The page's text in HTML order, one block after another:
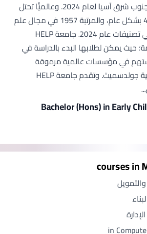
الجامعات الآسيوية لجنوب شرق آسيا لعام 2024. وعالميًّا تحتل
الجامعة المرتبة 4618 بشكل عام، والمرتبة 1957 في مجال علم
النفس الإكلينيكي في تصنيفات عام 2024. جامعة HELP
حيث يمكن لطلابها البدء بالدراسة في
في مؤسسات عالمية مرموقة
كجامعة ملبورن وكلية جولدسميث. وتقدم جامعة HELP
Bachelor (Hons) in Early